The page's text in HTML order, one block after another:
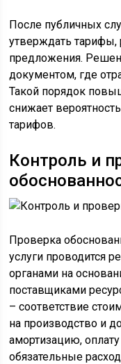
После публичных
утверждать тарифы,
предложения.
документом, где
Такой порядок
снижает
тарифов.
Контроль и
Проверка
услуги проводится
органами на
поставщиками
– соответствие
на производство и
амортизацию,
обязательные